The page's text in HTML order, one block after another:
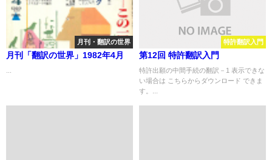
月刊・翻訳の世界
月刊「翻訳の世界」1982年4月
特許翻訳入門
第12回 特許翻訳入門
特許出願の中間手続の翻訳－1 表示できな
い場合は こちらからダウンロード できま
す。...